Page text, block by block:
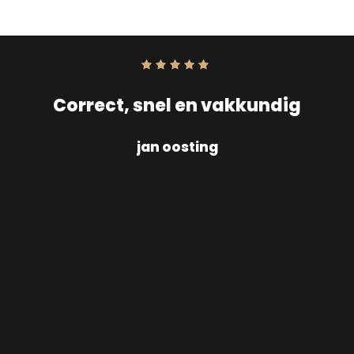
10
Correct, snel en vakkundig
jan oosting